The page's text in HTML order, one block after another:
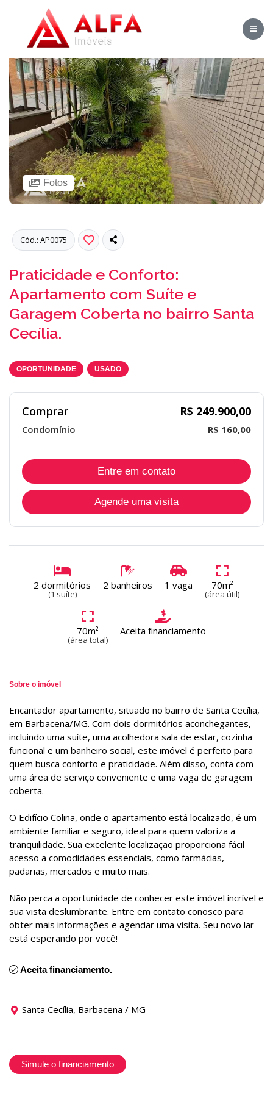
Fotos
Cód.: AP0075
Praticidade e Conforto:
Apartamento com Suíte e
Garagem Coberta no bairro Santa
Cecília.
OPORTUNIDADE USADO
Comprar R$ 249.900,00
Condomínio R$ 160,00
Entre em contato
Agende uma visita
2 dormitórios
(1 suíte)
2 banheiros 1 vaga 70m²
(área útil)
70m²
(área total)
Aceita financiamento
Sobre o imóvel
Encantador apartamento, situado no bairro de Santa Cecília,
em Barbacena/MG. Com dois dormitórios aconchegantes,
incluindo uma suíte, uma acolhedora sala de estar, cozinha
funcional e um banheiro social, este imóvel é perfeito para
quem busca conforto e praticidade. Além disso, conta com
uma área de serviço conveniente e uma vaga de garagem
coberta.
O Edifício Colina, onde o apartamento está localizado, é um
ambiente familiar e seguro, ideal para quem valoriza a
tranquilidade. Sua excelente localização proporciona fácil
acesso a comodidades essenciais, como farmácias,
padarias, mercados e muito mais.
Não perca a oportunidade de conhecer este imóvel incrível e
sua vista deslumbrante. Entre em contato conosco para
obter mais informações e agendar uma visita. Seu novo lar
está esperando por você!
Aceita financiamento.
Santa Cecília, Barbacena / MG
Simule o financiamento